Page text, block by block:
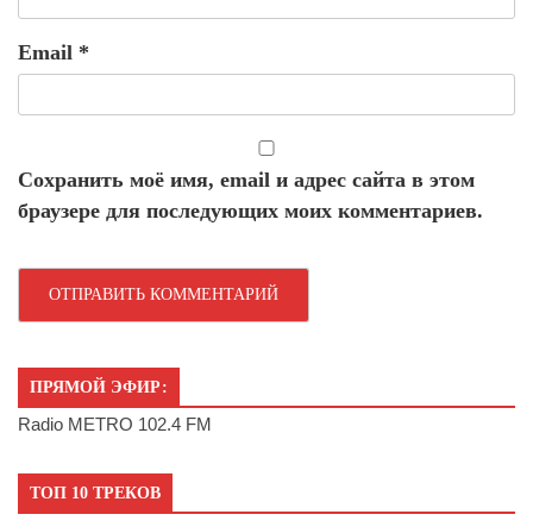
Email *
Сохранить моё имя, email и адрес сайта в этом
браузере для последующих моих комментариев.
ПРЯМОЙ ЭФИР:
Radio METRO 102.4 FM
ТОП 10 ТРЕКОВ